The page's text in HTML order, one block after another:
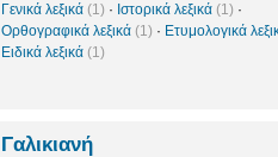
Γενικά λεξικά (1) · Ιστορικά λεξικά (1) ·
Ορθογραφικά λεξικά (1) · Ετυμολογικά
Ειδικά λεξικά (1)
Γαλικιανή